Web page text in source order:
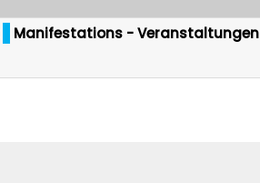
Manifestations - Veranstaltungen